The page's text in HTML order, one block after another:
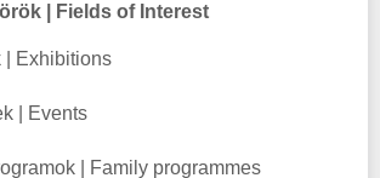
| Fields of Interest
| Exhibitions
| Events
| Family programmes